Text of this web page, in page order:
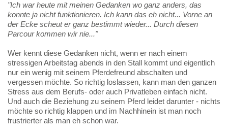
"Ich war heute mit meinen Gedanken wo ganz anders, das
konnte ja nicht funktionieren. Ich kann das eh nicht... Vorne an
der Ecke scheut er ganz bestimmt wieder... Durch diesen
Parcour kommen wir nie..."
Wer kennt diese Gedanken nicht, wenn er nach einem
stressigen Arbeitstag abends in den Stall kommt und eigentlich
nur ein wenig mit seinem Pferdefreund abschalten und
vergessen möchte. So richtig loslassen, kann man den ganzen
Stress aus dem Berufs- oder auch Privatleben einfach nicht.
Und auch die Beziehung zu seinem Pferd leidet darunter - nichts
möchte so richtig klappen und im Nachhinein ist man noch
frustrierter als man eh schon war.